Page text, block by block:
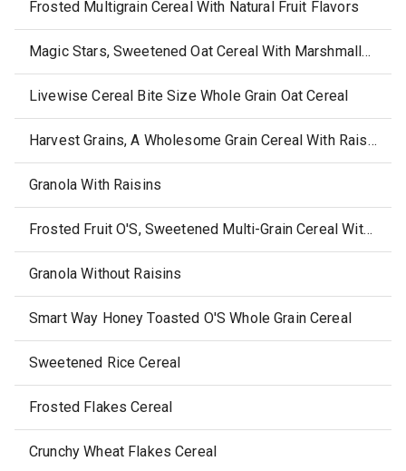
Frosted Multigrain Cereal With Natural Fruit Flavors
Magic Stars, Sweetened Oat Cereal With Marshmallows Cereal
Livewise Cereal Bite Size Whole Grain Oat Cereal
Harvest Grains, A Wholesome Grain Cereal With Raising, Date & Pecans
Granola With Raisins
Frosted Fruit O'S, Sweetened Multi-Grain Cereal With Natural Fruit Flavors
Granola Without Raisins
Smart Way Honey Toasted O'S Whole Grain Cereal
Sweetened Rice Cereal
Frosted Flakes Cereal
Crunchy Wheat Flakes Cereal